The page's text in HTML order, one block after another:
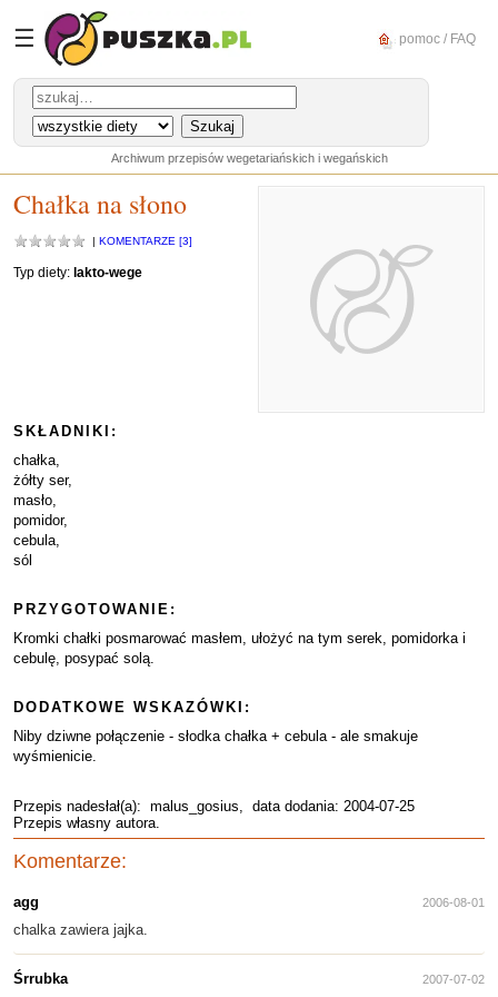
☰ pomoc / FAQ
Archiwum przepisów wegetariańskich i wegańskich
Chałka na słono
| KOMENTARZE [3]
Typ diety: lakto-wege
SKŁADNIKI:
chałka,
żółty ser,
masło,
pomidor,
cebula,
sól
PRZYGOTOWANIE:
Kromki chałki posmarować masłem, ułożyć na tym serek, pomidorka i
cebulę, posypać solą.
DODATKOWE WSKAZÓWKI:
Niby dziwne połączenie - słodka chałka + cebula - ale smakuje
wyśmienicie.
Przepis nadesłał(a): malus_gosius, data dodania: 2004-07-25
Przepis własny autora.
Komentarze:
agg 2006-08-01
chalka zawiera jajka.
Śrrubka 2007-07-02